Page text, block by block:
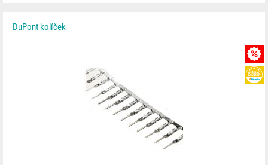
DuPont kolíček